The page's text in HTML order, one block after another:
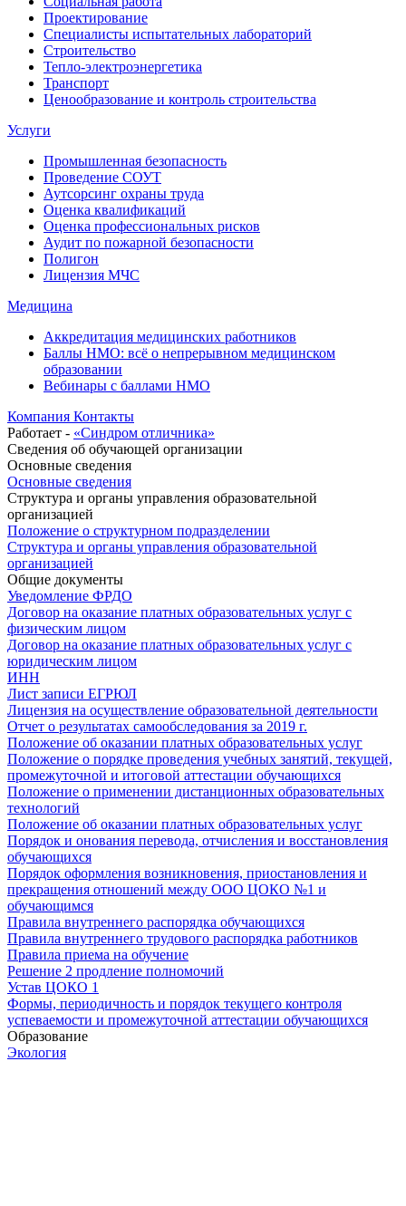
Проектирование
Специалисты испытательных лабораторий
Строительство
Тепло-электроэнергетика
Транспорт
Ценообразование и контроль строительства
Услуги
Промышленная безопасность
Проведение СОУТ
Аутсорсинг охраны труда
Оценка квалификаций
Оценка профессиональных рисков
Аудит по пожарной безопасности
Полигон
Лицензия МЧС
Медицина
Аккредитация медицинских работников
Баллы НМО: всё о непрерывном медицинском
образовании
Вебинары с баллами НМО
Компания Контакты
Работает - «Синдром отличника»
Сведения об обучающей организации
Основные сведения
Основные сведения
Структура и органы управления образовательной
организацией
Положение о структурном подразделении
Структура и органы управления образовательной
организацией
Общие документы
Уведомление ФРДО
Договор на оказание платных образовательных услуг с
физическим лицом
Договор на оказание платных образовательных услуг с
юридическим лицом
ИНН
Лист записи ЕГРЮЛ
Лицензия на осуществление образовательной деятельности
Отчет о результатах самообследования за 2019 г.
Положение об оказании платных образовательных услуг
Положение о порядке проведения учебных занятий, текущей,
промежуточной и итоговой аттестации обучающихся
Положение о применении дистанционных образовательных
технологий
Положение об оказании платных образовательных услуг
Порядок и онования перевода, отчисления и восстановления
обучающихся
Порядок оформления возникновения, приостановления и
прекращения отношений между ООО ЦОКО №1 и
обучающимся
Правила внутреннего распорядка обучающихся
Правила внутреннего трудового распорядка работников
Правила приема на обучение
Решение 2 продление полномочий
Устав ЦОКО 1
Формы, периодичность и порядок текущего контроля
успеваемости и промежуточной аттестации обучающихся
Образование
Экология